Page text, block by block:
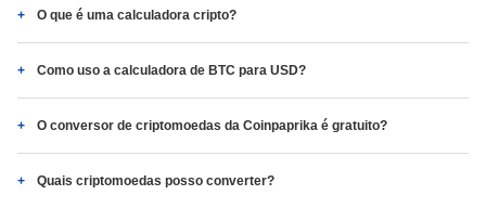
O que é uma calculadora cripto?
Como uso a calculadora de BTC para USD?
O conversor de criptomoedas da Coinpaprika é gratuito?
Quais criptomoedas posso converter?